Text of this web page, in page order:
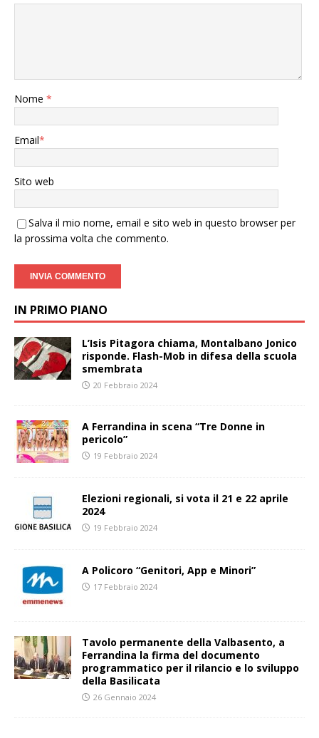
Nome *
Email*
Sito web
Salva il mio nome, email e sito web in questo browser per
la prossima volta che commento.
IN PRIMO PIANO
L’Isis Pitagora chiama, Montalbano Jonico
risponde. Flash-Mob in difesa della scuola
smembrata
20 Febbraio 2024
A Ferrandina in scena “Tre Donne in
pericolo”
19 Febbraio 2024
Elezioni regionali, si vota il 21 e 22 aprile
2024
19 Febbraio 2024
A Policoro “Genitori, App e Minori”
17 Febbraio 2024
Tavolo permanente della Valbasento, a
Ferrandina la firma del documento
programmatico per il rilancio e lo sviluppo
della Basilicata
26 Gennaio 2024